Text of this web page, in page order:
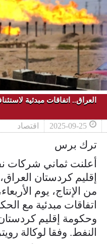
العراق.. اتفاقات مبدئية
2025-09-25 اقتصاد
ترك برس
أعلنت ثماني شركات
من الإنتاج، يوم
اتفاقات مبدئية مع
وحكومة إقليم
النفط. وفقا لوكالة